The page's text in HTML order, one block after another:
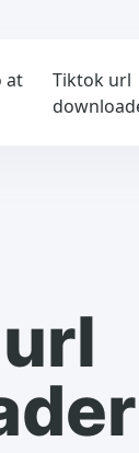
at
Tiktok url